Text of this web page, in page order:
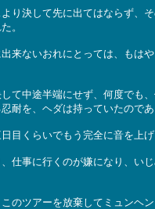
り決して先に出てはならず、
。
出来ないおれにとっては、もは
て中途半端にせず、何度でも
耐を、ヘダは持っていたので
目くらいでもう完全に音を上
仕事に行くのが嫌になり、い
のツアーを放棄してミュンヘ